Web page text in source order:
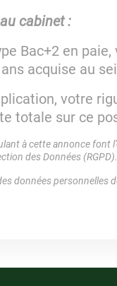
cabinet :
Bac+2 en
acquise au
votre
totale sur ce
à cette annonce font
des Données (RGPD).
données personnelles